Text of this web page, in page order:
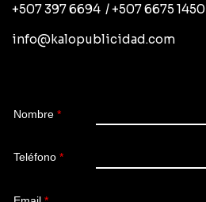
+507 397 6694 / +507 6675 1450
info@kalopublicidad.com